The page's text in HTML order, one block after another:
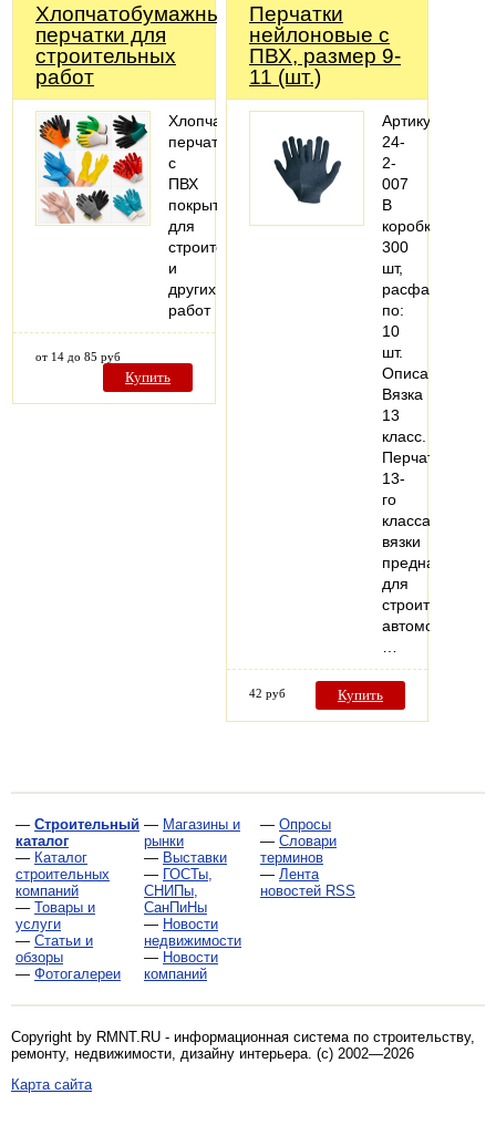
Хлопчатобумажные
перчатки для
строительных
работ
Хлопчатобумажные
перчатки
с
ПВХ
покрытием
для
строительных
и
других
работ
от 14 до 85 руб
Купить
Перчатки
нейлоновые с
ПВХ, размер 9-
11 (шт.)
Артикул:
24-
2-
007
В
коробке:
300
шт,
расфасовано
по:
10
шт.
Описание:
Вязка
13
класс.
Перчатки
13-
го
класса
вязки
предназначены
для
строительных,
42 руб Купить
— Строительный
каталог
— Каталог
строительных
компаний
— Товары и
услуги
— Статьи и
обзоры
— Фотогалереи
— Магазины и
рынки
— Выставки
— ГОСТы,
СНИПы,
СанПиНы
— Новости
недвижимости
— Новости
компаний
— Опросы
— Словари
терминов
— Лента
новостей RSS
Copyright by RMNT.RU - информационная система по строительству,
ремонту, недвижимости, дизайну интерьера . (c) 2002—2026
Карта сайта